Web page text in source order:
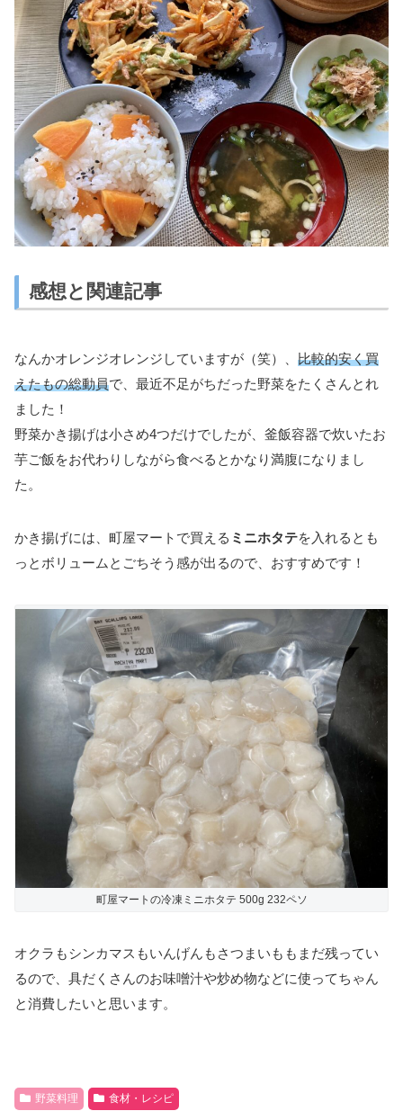
感想と関連記事
なんかオレンジオレンジしていますが（笑）、 比較的安く買
えたもの総動員で、最近不足がちだった野菜をたくさんとれ
ました！
野菜かき揚げは小さめ4つだけでしたが、釜飯容器で炊いたお
芋ご飯をお代わりしながら食べるとかなり満腹になりまし
た。
かき揚げには、町屋マートで買える ミニホタテを入れるとも
っとボリュームとごちそう感が出るので、おすすめです！
町屋マートの冷凍ミニホタテ 500g 232ペソ
オクラもシンカマスもいんげんもさつまいももまだ残ってい
るので、具だくさんのお味噌汁や炒め物などに使ってちゃん
と消費したいと思います。
野菜料理 食材・レシピ